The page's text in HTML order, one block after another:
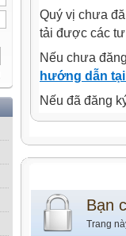
Quý vị chưa
tải được các
Nếu chưa
hướng dẫn
Nếu đã đăng
Bạn
Trang